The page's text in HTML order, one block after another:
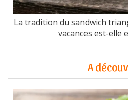
La tradition du sandwich
vacances est-elle
A